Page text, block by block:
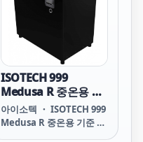
Blackbody Reference
Source for Fever/EST
Camera Blackbody
Thermal Camera
Reference
ISOTECH 999
Medusa R 중온용 기
준 흑체로
(30°C~550°C)
아이소텍 ・ ISOTECH 999
Medusa R 중온용 기준 흑